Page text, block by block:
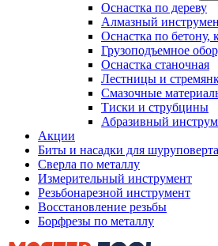
Оснастка по дереву
Алмазный
Оснастка по бетону,
Грузоподъемное
Оснастка станочная
Лестницы и
Смазочные
Тиски и струбцины
Абразивный
Акции
Биты и насадки для шуруповерта
Сверла по металлу
Измерительный инструмент
Резьбонарезной инструмент
Восстановление резьбы
Борфрезы по металлу